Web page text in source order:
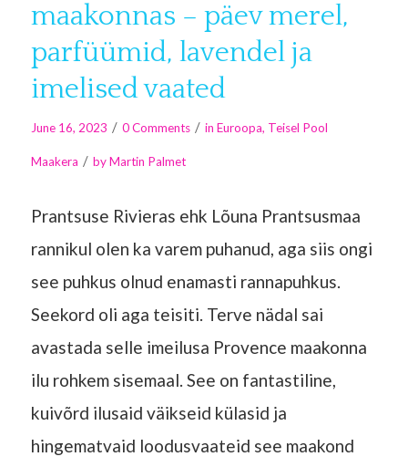
maakonnas – päev merel,
parfüümid, lavendel ja
imelised vaated
June 16, 2023 / 0 Comments / in Euroopa, Teisel Pool
Maakera / byMartin Palmet
Prantsuse Rivieras ehk Lõuna Prantsusmaa
rannikul olen ka varem puhanud, aga siis ongi
see puhkus olnud enamasti rannapuhkus.
Seekord oli aga teisiti. Terve nädal sai
avastada selle imeilusa Provence maakonna
ilu rohkem sisemaal. See on fantastiline,
kuivõrd ilusaid väikseid külasid ja
hingematvaid loodusvaateid see maakond